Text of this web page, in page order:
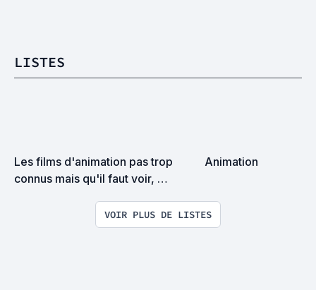
LISTES
Les films d'animation pas trop
connus mais qu'il faut voir,
Animation
VOIR PLUS DE LISTES